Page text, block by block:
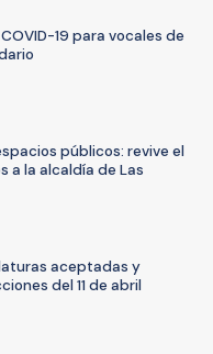
19 para vocales de
públicos: revive el
a la alcaldía de Las
aceptadas y
del 11 de abril